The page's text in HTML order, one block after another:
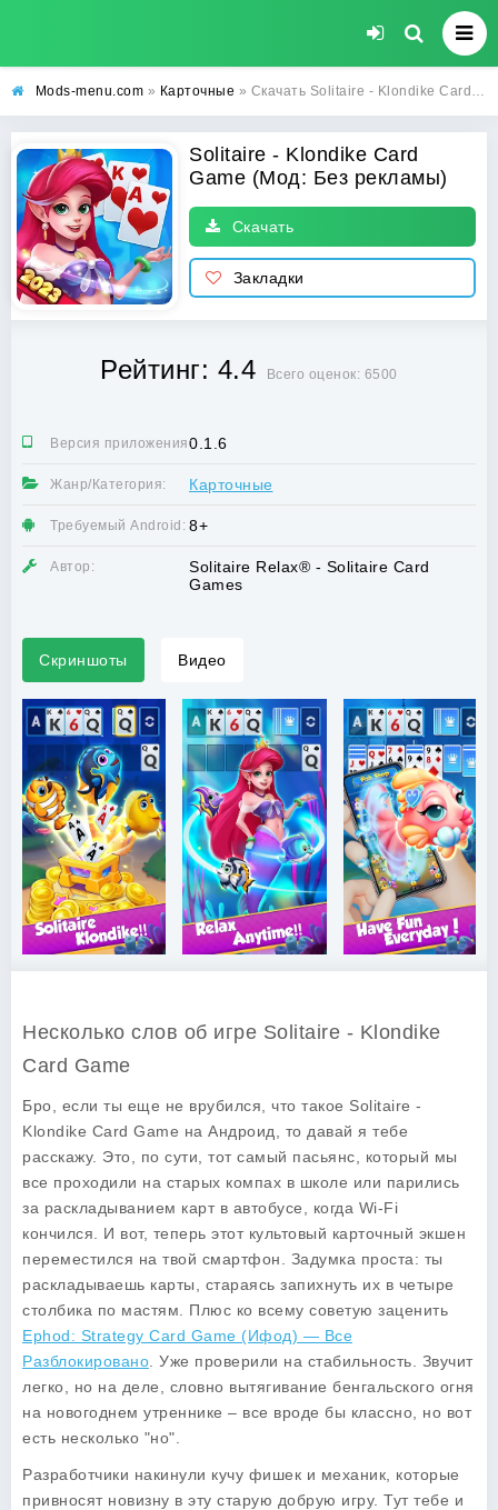
Mods-menu.com » Карточные » Скачать Solitaire - Klondike Card Game Взлом (Без рекламы) на Android
Solitaire - Klondike Card
Game (Мод: Без рекламы)
Скачать
Закладки
Рейтинг: 4.4 Всего оценок: 6500
Версия приложения:0.1.6
Жанр/Категория: Карточные
Требуемый Android: 8+
Автор:
Solitaire Relax® - Solitaire Card
Games
Скриншоты Видео
Несколько слов об игре Solitaire - Klondike
Card Game
Бро, если ты еще не врубился, что такое Solitaire -
Klondike Card Game на Андроид, то давай я тебе
расскажу. Это, по сути, тот самый пасьянс, который мы
все проходили на старых компах в школе или парились
за раскладыванием карт в автобусе, когда Wi-Fi
кончился. И вот, теперь этот культовый карточный экшен
переместился на твой смартфон. Задумка проста: ты
раскладываешь карты, стараясь запихнуть их в четыре
столбика по мастям. Плюс ко всему советую заценить
Ephod: Strategy Card Game (Ифод) — Все
Разблокировано . Уже проверили на стабильность. Звучит
легко, но на деле, словно вытягивание бенгальского огня
на новогоднем утреннике – все вроде бы классно, но вот
есть несколько "но".
Разработчики накинули кучу фишек и механик, которые
привносят новизну в эту старую добрую игру. Тут тебе и